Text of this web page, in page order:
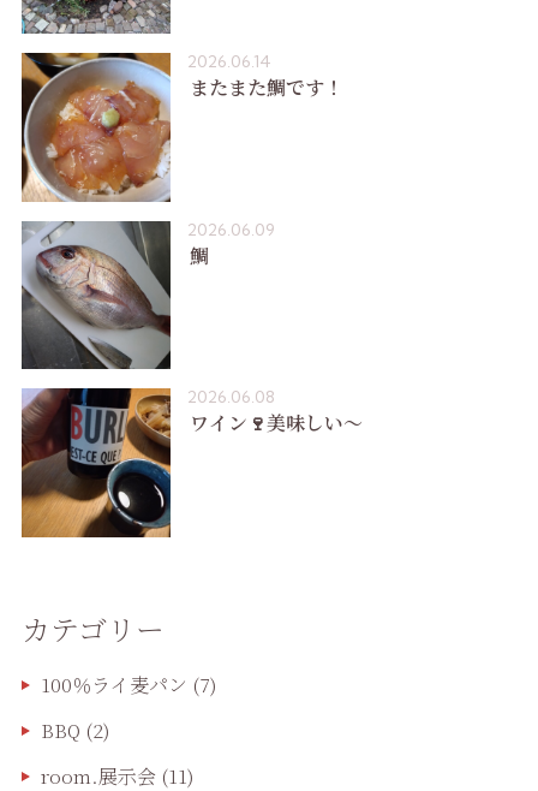
2026.06.14
またまた鯛です！
2026.06.09
鯛
2026.06.08
ワイン🍷美味しい〜
カテゴリー
100％ライ麦パン (7)
BBQ (2)
room.展示会(11)